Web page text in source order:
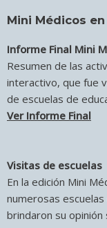
Mini Médicos
Informe Final Mini
Resumen de las
interactivo, que fue
de escuelas de
Ver Informe Final
Visitas de escuelas
En la edición Mini
numerosas
brindaron su